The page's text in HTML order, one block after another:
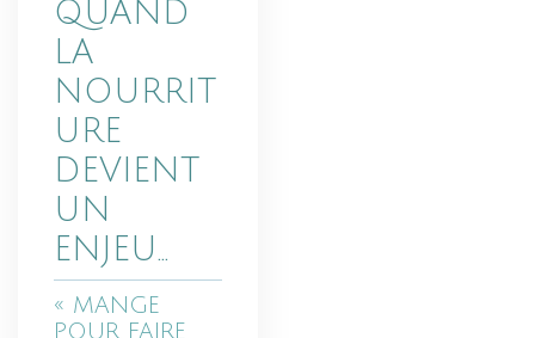
QUAND
LA
NOURRIT
URE
DEVIENT
UN
ENJEU…
« MANGE
POUR FAIRE